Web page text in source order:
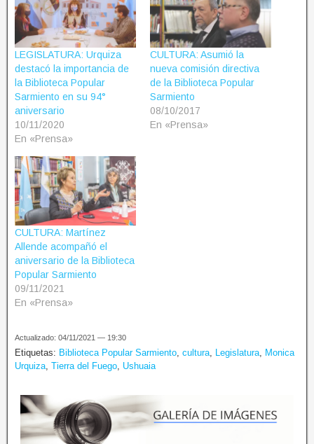
LEGISLATURA: Urquiza
destacó la importancia de
la Biblioteca Popular
Sarmiento en su 94°
aniversario
10/11/2020
En «Prensa»
CULTURA: Asumió la
nueva comisión directiva
de la Biblioteca Popular
Sarmiento
08/10/2017
En «Prensa»
CULTURA: Martínez
Allende acompañó el
aniversario de la Biblioteca
Popular Sarmiento
09/11/2021
En «Prensa»
Actualizado: 04/11/2021 — 19:30
Etiquetas: Biblioteca Popular Sarmiento, cultura, Legislatura, Monica
Urquiza, Tierra del Fuego, Ushuaia